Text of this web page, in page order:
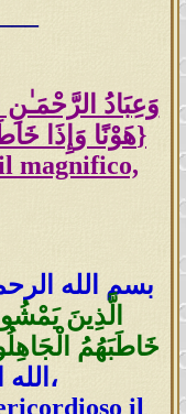
هَوْنًا وَإِذَا خَاطَبَهُمُ الْجَاهِلُونَ قَالُوا سَلَامًا}
magnifico,
بسم الله
الَّذِينَ
خَاطَبَهُمُ
الله العظيم [الفرقان]،
il